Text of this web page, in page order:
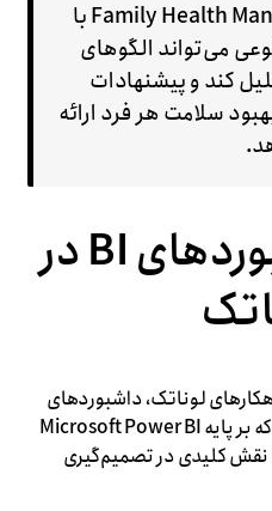
: Family Health Manager با
می‌تواند الگوهای
کند و پیشنهادات
سلامت هر فرد ارائه
📊 قدرت داشبوردهای BI در
لوناتک، داشبوردهای
هوش تجاری (BI) قدرتمند است که بر پایه Microsoft Power BI
نقش کلیدی در تصمیم‌گیری